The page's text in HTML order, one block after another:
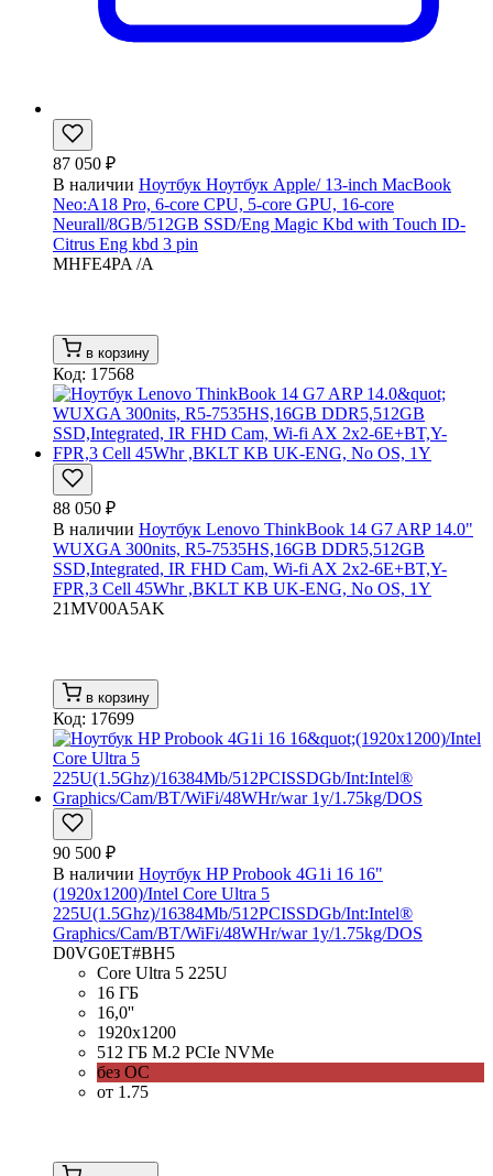
87 050 ₽
В наличии Ноутбук Ноутбук Apple/ 13-inch MacBook
Neo:A18 Pro, 6-core CPU, 5-core GPU, 16-core
Neurall/8GB/512GB SSD/Eng Magic Kbd with Touch ID-
Citrus Eng kbd 3 pin
MHFE4PA /A
в корзину
Код: 17568
88 050 ₽
В наличии Ноутбук Lenovo ThinkBook 14 G7 ARP 14.0"
WUXGA 300nits, R5-7535HS,16GB DDR5,512GB
SSD,Integrated, IR FHD Cam, Wi-fi AX 2x2-6E+BT,Y-
FPR,3 Cell 45Whr ,BKLT KB UK-ENG, No OS, 1Y
21MV00A5AK
в корзину
Код: 17699
90 500 ₽
В наличии Ноутбук HP Probook 4G1i 16 16"
(1920x1200)/Intel Core Ultra 5
225U(1.5Ghz)/16384Mb/512PCISSDGb/Int:Intel®
Graphics/Cam/BT/WiFi/48WHr/war 1y/1.75kg/DOS
D0VG0ET#BH5
Core Ultra 5 225U
16 ГБ
16,0''
1920x1200
512 ГБ M.2 PCIe NVMe
без ОС
от 1.75